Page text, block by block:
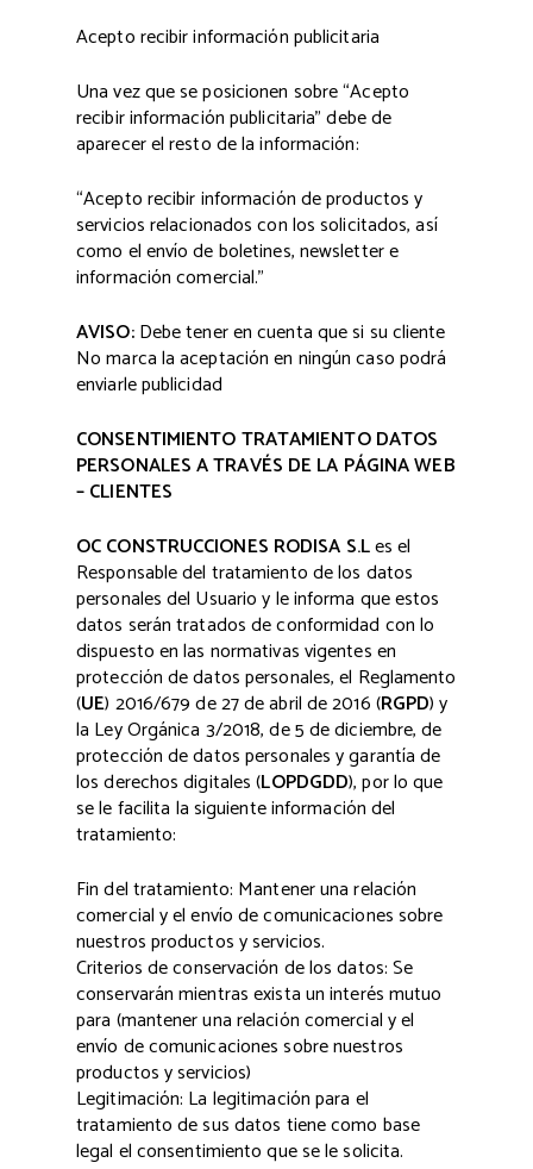
Acepto recibir información publicitaria
Una vez que se posicionen sobre “Acepto
recibir información publicitaria” debe de
aparecer el resto de la información:
“Acepto recibir información de productos y
servicios relacionados con los solicitados, así
como el envío de boletines, newsletter e
información comercial.”
AVISO:Debe tener en cuenta que si su cliente
No marca la aceptación en ningún caso podrá
enviarle publicidad
CONSENTIMIENTO TRATAMIENTO DATOS
PERSONALES A TRAVÉS DE LA PÁGINA WEB
– CLIENTES
OC CONSTRUCCIONES RODISA S.Les el
Responsable del tratamiento de los datos
personales del Usuario y le informa que estos
datos serán tratados de conformidad con lo
dispuesto en las normativas vigentes en
protección de datos personales, el Reglamento
(UE) 2016/679 de 27 de abril de 2016 (RGPD) y
la Ley Orgánica 3/2018, de 5 de diciembre, de
protección de datos personales y garantía de
los derechos digitales (LOPDGDD), por lo que
se le facilita la siguiente información del
tratamiento:
Fin del tratamiento: Mantener una relación
comercial y el envío de comunicaciones sobre
nuestros productos y servicios.
Criterios de conservación de los datos: Se
conservarán mientras exista un interés mutuo
para (mantener una relación comercial y el
envío de comunicaciones sobre nuestros
productos y servicios)
Legitimación: La legitimación para el
tratamiento de sus datos tiene como base
legal el consentimiento que se le solicita.